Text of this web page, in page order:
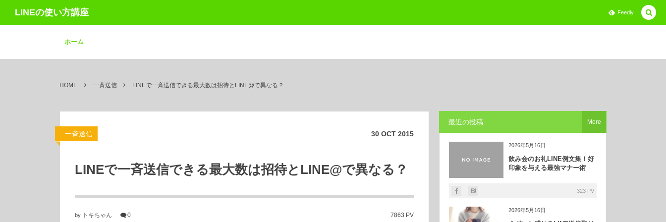
LINEの使い方講座 Feedly
ホーム
HOME 一斉送信 LINEで一斉送信できる最大数は招待とLINE@で異なる？
一斉送信 30 OCT 2015
LINEで一斉送信できる最大数は招待とLINE@で異なる？
by トキちゃん 0 7863 PV
最近の投稿
2026年5月16日
飲み会のお礼LINE例文集！好
印象を与える最強マナー術
323 PV
2026年5月16日
More